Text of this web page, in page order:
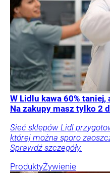
W Lidlu kawa 60%
Na zakupy masz tylko 2
Sieć sklepów Lidl
której można sporo
Sprawdź szczegóły.
ProduktyŻywienie